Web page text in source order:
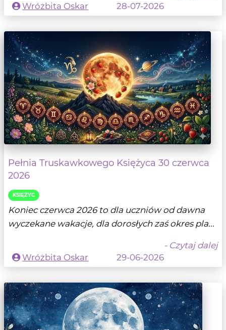
Wróżbita Oskar
28-07-2026
Pełnia Truskawkowego Księżyca 30 czerwca
2026
KSIĘŻYC
Koniec czerwca 2026 to dla uczniów od dawna
wyczekane wakacje, dla dorosłych zaś okres pla...
- Czytaj dalej
Wróżbita Oskar
29-06-2026